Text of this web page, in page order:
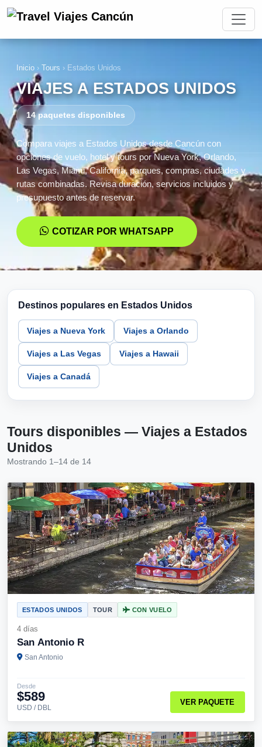
Inicio › Tours › Estados Unidos
VIAJES A ESTADOS UNIDOS
14 paquetes disponibles
Compara viajes a Estados Unidos desde Cancún con
opciones de vuelo, hotel y tours por Nueva York, Orlando,
Las Vegas, Miami, California, parques, compras, ciudades y
rutas combinadas. Revisa duración, servicios incluidos y
presupuesto antes de reservar.
COTIZAR POR WHATSAPP
Destinos populares en Estados Unidos
Viajes a Nueva York Viajes a Orlando
Viajes a Las Vegas Viajes a Hawaii
Viajes a Canadá
Tours disponibles — Viajes a Estados
Unidos
Mostrando 1–14 de 14
ESTADOS UNIDOS TOUR CON VUELO
4 días
San Antonio R
San Antonio
Desde
$589
USD / DBL
VER PAQUETE